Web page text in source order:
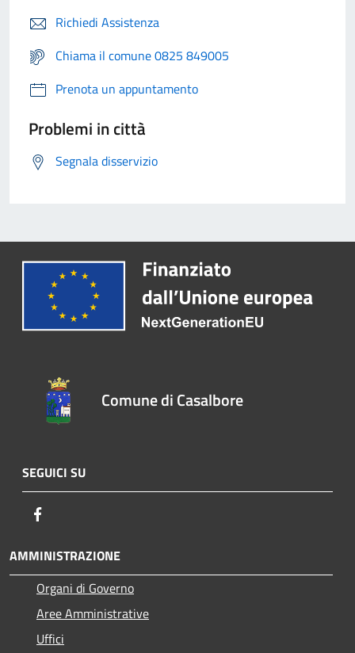
Richiedi Assistenza
Chiama il comune 0825 849005
Prenota un appuntamento
Problemi in città
Segnala disservizio
Comune di Casalbore
SEGUICI SU
AMMINISTRAZIONE
Organi di Governo
Aree Amministrative
Uffici